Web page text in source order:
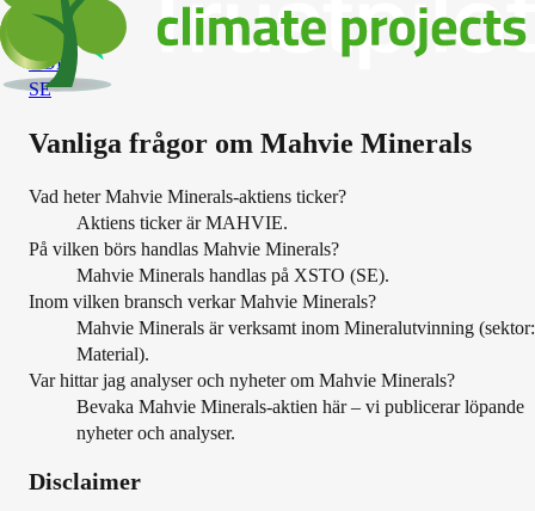
SE
Boliden
BOL
SE
Vanliga frågor om Mahvie Minerals
Vad heter Mahvie Minerals-aktiens ticker?
Aktiens ticker är MAHVIE.
På vilken börs handlas Mahvie Minerals?
Mahvie Minerals handlas på XSTO (SE).
Inom vilken bransch verkar Mahvie Minerals?
Mahvie Minerals är verksamt inom Mineralutvinning (sektor:
Material).
Var hittar jag analyser och nyheter om Mahvie Minerals?
Bevaka Mahvie Minerals-aktien här – vi publicerar löpande
nyheter och analyser.
Disclaimer